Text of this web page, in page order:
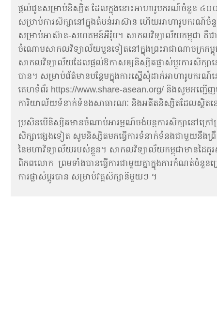
ផ្តល់ជូនសម្រាប់និស្សិត ដែលក្នុងនោះអាហារូបករណ៍ចំនួន ៤០០
សម្រាប់ការសិក្សានៅក្នុងតំបន់អាស៊ាន ហើយអាហារូបករណ៍​ចំ
សម្រាប់អាស៊ាន-សហគមន៍អឺរ៉ុប។ សាកលវិទ្យាល័យកម្ពុជា គឺ
ចំណោមសាកល​វិទ្យាល័យ​បួនទៀតនៅក្នុង​ព្រះរាជាណា​ចក្រ​កម្ពុ
សាកលវិទ្យាល័យដែល​ផ្តល់ឱកាសឲ្យនិស្សិត​ផ្លាស់ប្តូរការសិក្ស
បាន។ សម្រាប់ព័ត៌មានបន្ថែមក្នុងការ​ស្នើសុំដាក់អាហា​រូប​ក
គេហទំព័រ https://www.share-asean.org/ និង​សូម​អញ្ជើ
ការិយាល័យទំនាក់ទំនងសាធារណៈ និង​អតីត​និស្សិតដែល​ស្ថិត​
ប្រសិនបើនិស្សិត​​មានចំណាប់អារម្មណ៍ចង់បន្តការសិក្សា​នៅ​ក្រៅ​
សិក្សាផ្សេងទៀត សូមនិស្សិតមកធ្វើការទំនាក់ទំនង​ជា​មួយ​នឹង​ព្រឹ
នៃមហាវិទ្យាល័យរបស់ខ្លួន។ សាកលវិទ្យាល័យកម្ពុជាមានដៃគូ
ពិភពលោក ព្រមទាំងបានធ្វើការជាមួយគ្នាក្នុងការកំណត់ចំនួនក្
ការផ្លាស់ប្តូរបាន​ សម្រាប់វគ្គសិក្សានីមួយៗ ។